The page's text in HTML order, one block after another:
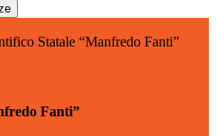
Statale “Manfredo Fanti”
Fanti”